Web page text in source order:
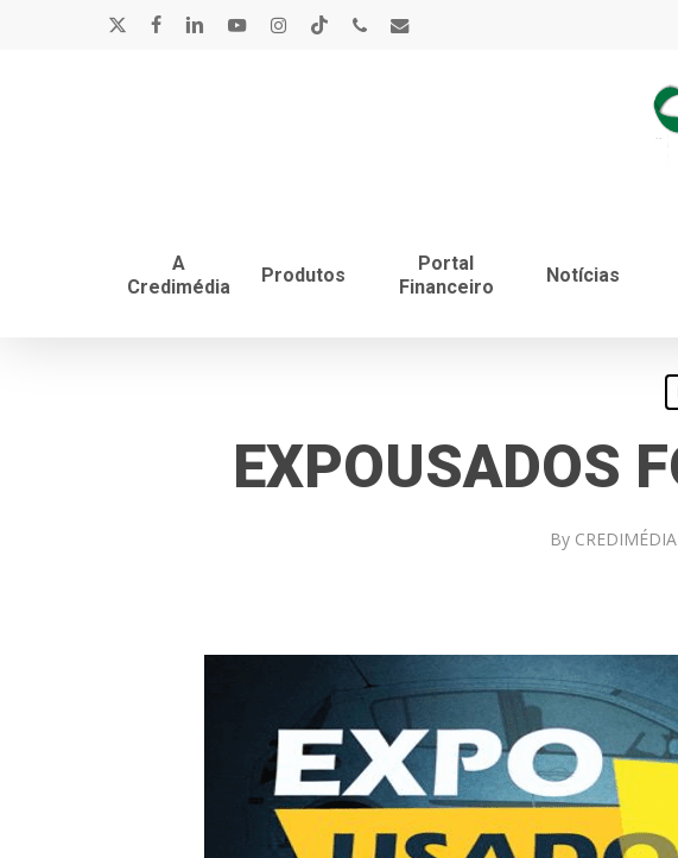
instagram
tiktok
A
Credimédia
Produtos
Portal
Financeiro
Notícias
EXPOUSADOS
By CREDIMÉDIA